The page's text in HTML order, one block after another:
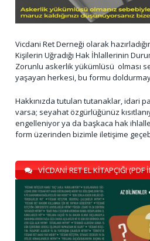
Vicdani Ret Derneği olarak
Kişilerin Uğradığı Hak İhlallerinin
Zorunlu askerlik yükümlüsü olması
yaşayan herkesi, bu formu
Hakkınızda tutulan tutanaklar, idari
varsa; seyahat özgürlüğünüz
engelleniyor ya da başkaca hak
form üzerinden bizimle iletişime
VİCDANİ RET EL KİTAPÇIĞI (PDF